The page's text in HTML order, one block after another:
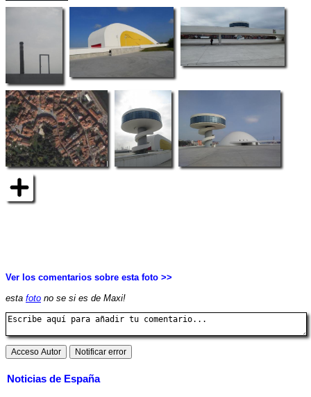
Ver los comentarios sobre esta foto >>
esta foto no se si es de Maxi!
Noticias de España